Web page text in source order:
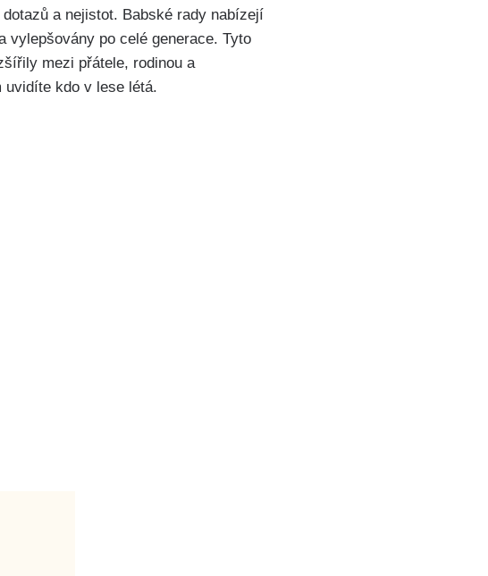
a nejistot. Babské ⁤rady nabízejí
vylepšovány po celé ‍generace. Tyto
​mezi přátele, rodinou ‌a
uvidíte kdo v lese létá.